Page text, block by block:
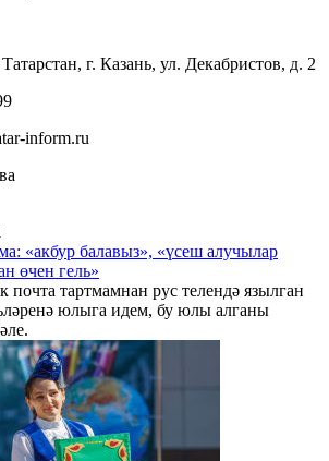
г. Казань, ул. Декабристов, д. 2
inform.ru
«акбур балавыз», «үсеш алучылар
өчен гель»
почта тартмамнан рус телендә язылган
юлыга идем, бу юлы алганы